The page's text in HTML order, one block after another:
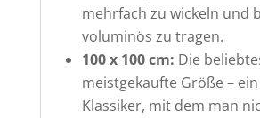
mehrfach zu wickeln und
voluminös zu tragen.
100 x 100 cm: Die
meistgekaufte Größe –
Klassiker, mit dem man